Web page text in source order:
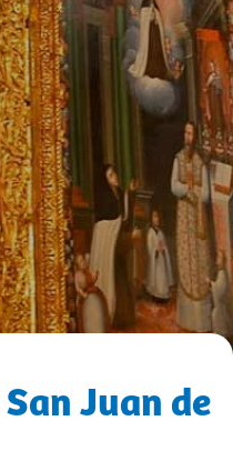
Juan de